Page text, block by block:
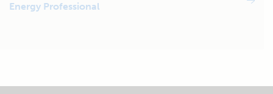
Energy Professional